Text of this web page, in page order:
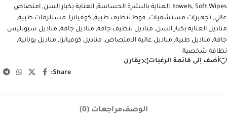
towels, Soft Wipes
, العناية بالبشرة الحساسة, العناية بكبار السن, امتصاص
عالي, تجهيزات مستشفيات, فوط تنظيف طبية, كوفيانزا, مستلزمات طبية,
مناديل العناية بكبار السن, مناديل تنظيف جافة, مناديل جافة, مناديل سبونليس
جافة, مناديل طبية, مناديل عالية الامتصاص, مناديل كوفيانزا, مناديل يونانية,
نظافة شخصية
أضف إلى قائمة الرغبات
يقارن
Share:
الوصفمراجعات (0)